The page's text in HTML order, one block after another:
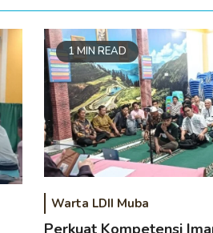
1 MIN READ
Warta LDII Muba
Perkuat Kompetensi